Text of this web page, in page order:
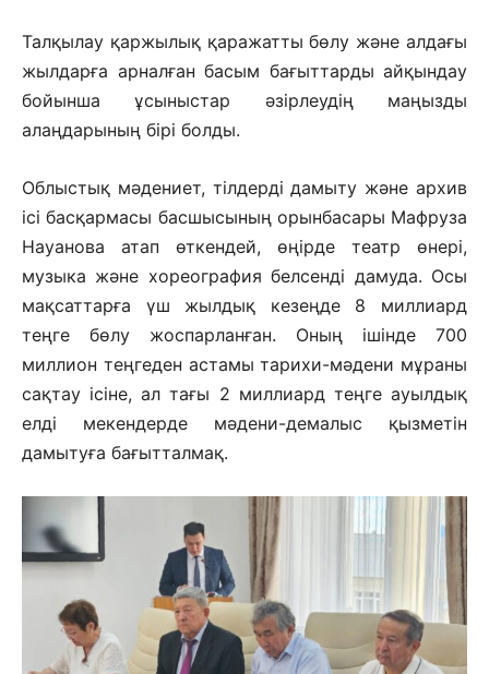
Талқылау қаржылық қаражатты бөлу және алдағы
жылдарға арналған басым бағыттарды айқындау
бойынша ұсыныстар әзірлеудің маңызды
алаңдарының бірі болды.
Облыстық мәдениет, тілдерді дамыту және архив
ісі басқармасы басшысының орынбасары Мафруза
Науанова атап өткендей, өңірде театр өнері,
музыка және хореография белсенді дамуда. Осы
мақсаттарға үш жылдық кезеңде 8 миллиард
теңге бөлу жоспарланған. Оның ішінде 700
миллион теңгеден астамы тарихи-мәдени мұраны
сақтау ісіне, ал тағы 2 миллиард теңге ауылдық
елді мекендерде мәдени-демалыс қызметін
дамытуға бағытталмақ.